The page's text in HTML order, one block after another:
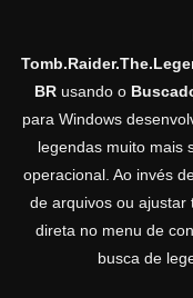
BRusando o
para Windows
legendas muito mais
operacional. Ao invés
de arquivos ou ajustar
direta no menu de
busca de